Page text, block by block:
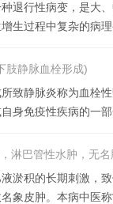
退行性病变，是大
生过程中复杂的病
肢静脉血栓形成)
致静脉炎称为血栓
身免疫性疾病的一部
淋巴管性水肿，无名
淤积的长期刺激，
象皮肿。本病中医称“